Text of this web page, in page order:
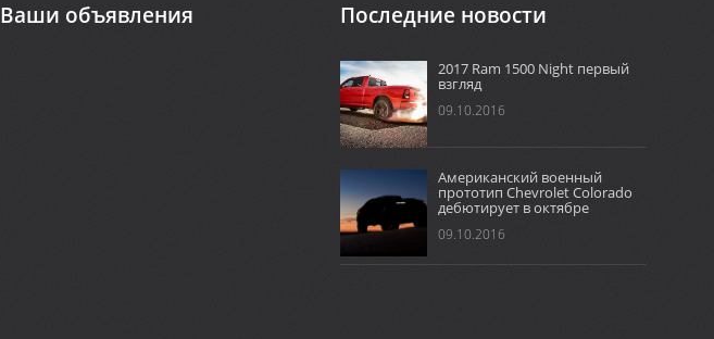
Ваши объявления Последние новости
2017 Ram 1500 Night первый
взгляд
09.10.2016
Американский военный
прототип Chevrolet Colorado
дебютирует в октябре
09.10.2016